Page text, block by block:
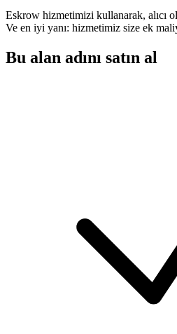
Eskrow hizmetimizi kullanarak, alıcı
Ve en iyi yanı: hizmetimiz size ek
Bu alan adını satın al